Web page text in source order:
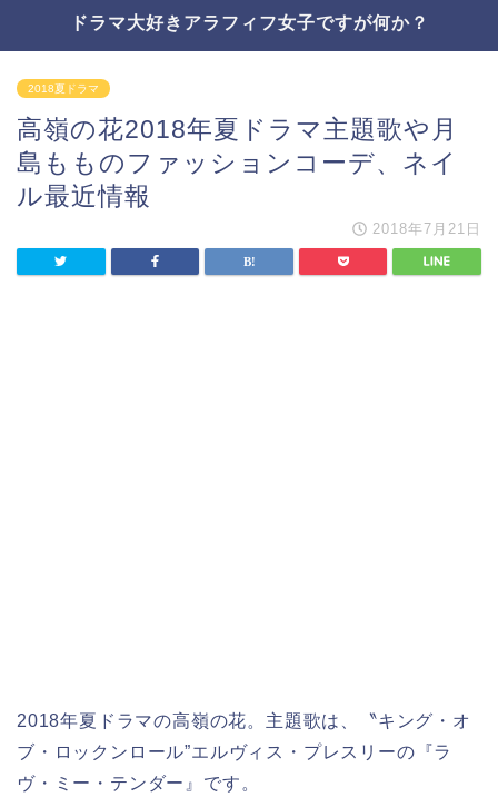
ドラマ大好きアラフィフ女子ですが何か？
2018夏ドラマ
高嶺の花2018年夏ドラマ主題歌や月
島もものファッションコーデ、ネイ
ル最近情報
2018年7月21日
2018年夏ドラマの高嶺の花。主題歌は、〝キング・オ
ブ・ロックンロール”エルヴィス・プレスリーの『ラ
ヴ・ミー・テンダー』です。